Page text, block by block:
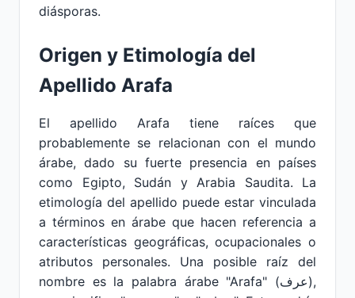
diásporas.
Origen y Etimología del
Apellido Arafa
El apellido Arafa tiene raíces que
probablemente se relacionan con el mundo
árabe, dado su fuerte presencia en países
como Egipto, Sudán y Arabia Saudita. La
etimología del apellido puede estar vinculada
a términos en árabe que hacen referencia a
características geográficas, ocupacionales o
atributos personales. Una posible raíz del
nombre es la palabra árabe "Arafa" (عرف),